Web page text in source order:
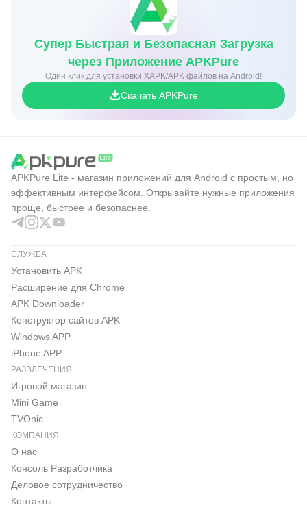
Супер Быстрая и Безопасная Загрузка
через Приложение APKPure
Один клик для установки XAPK/APK файлов на Android!
Скачать APKPure
APKPure Lite - магазин приложений для Android с простым, но
эффективным интерфейсом. Открывайте нужные приложения
проще, быстрее и безопаснее.
СЛУЖБА
Установить APK
Расширение для Chrome
APK Downloader
Конструктор сайтов APK
Windows APP
iPhone APP
РАЗВЛЕЧЕНИЯ
Игровой магазин
Mini Game
TVOnic
КОМПАНИЯ
О нас
Консоль Pазработчика
Деловое сотрудничество
Контакты